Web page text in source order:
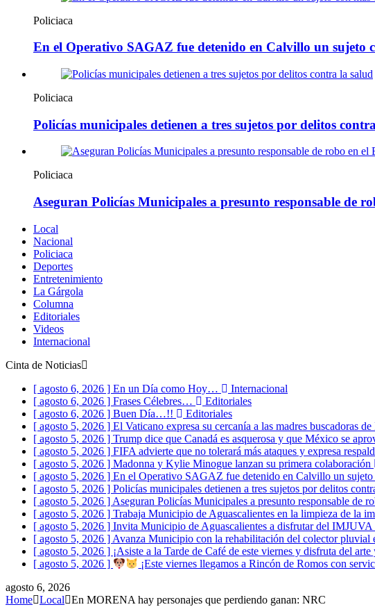
Policiaca
En el Operativo SAGAZ fue detenido en Calvillo un sujeto
Policiaca
Policías municipales detienen a tres sujetos por delitos
Policiaca
Aseguran Policías Municipales a presunto responsable de
Local
Nacional
Policiaca
Deportes
Entretenimiento
La Gárgola
Columna
Editoriales
Videos
Internacional
Cinta de Noticias
[ agosto 6, 2026 ] En un Día como Hoy…
Internacional
[ agosto 6, 2026 ] Frases Célebres…
Editoriales
[ agosto 6, 2026 ] Buen Día…!!
Editoriales
[ agosto 5, 2026 ] El Vaticano expresa su cercanía a las madres buscadoras
[ agosto 5, 2026 ] Trump dice que Canadá es asquerosa y que México se
[ agosto 5, 2026 ] FIFA advierte que no tolerará más ataques y expresa
[ agosto 5, 2026 ] Madonna y Kylie Minogue lanzan su primera colaboración
[ agosto 5, 2026 ] En el Operativo SAGAZ fue detenido en Calvillo un sujeto
[ agosto 5, 2026 ] Policías municipales detienen a tres sujetos por delitos
[ agosto 5, 2026 ] Aseguran Policías Municipales a presunto responsable de
[ agosto 5, 2026 ] Trabaja Municipio de Aguascalientes en la limpieza de la
[ agosto 5, 2026 ] Invita Municipio de Aguascalientes a disfrutar del IMJUVA
[ agosto 5, 2026 ] Avanza Municipio con la rehabilitación del colector pluvial
[ agosto 5, 2026 ] ¡Asiste a la Tarde de Café de este viernes y disfruta del
[ agosto 5, 2026 ]
¡Este viernes llegamos a Rincón de Romos con
agosto 6, 2026
Home Local En MORENA hay personajes que perdiendo ganan: NRC